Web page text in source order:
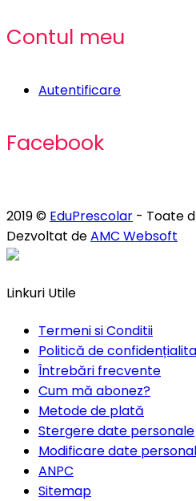
Contul meu
Autentificare
Facebook
2019 © EduPrescolar - Toate
Dezvoltat deAMC Websoft
Linkuri Utile
Termeni si Conditii
Politică de
Întrebări frecvente
Cum mă abonez?
Metode de plată
Stergere date personale
Modificare date
ANPC
Sitemap